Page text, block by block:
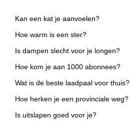
Kan een kat je aanvoelen?
Hoe warm is een ster?
Is dampen slecht voor je longen?
Hoe kom je aan 1000 abonnees?
Wat is de beste laadpaal voor thuis?
Hoe herken je een provinciale weg?
Is uitslapen goed voor je?